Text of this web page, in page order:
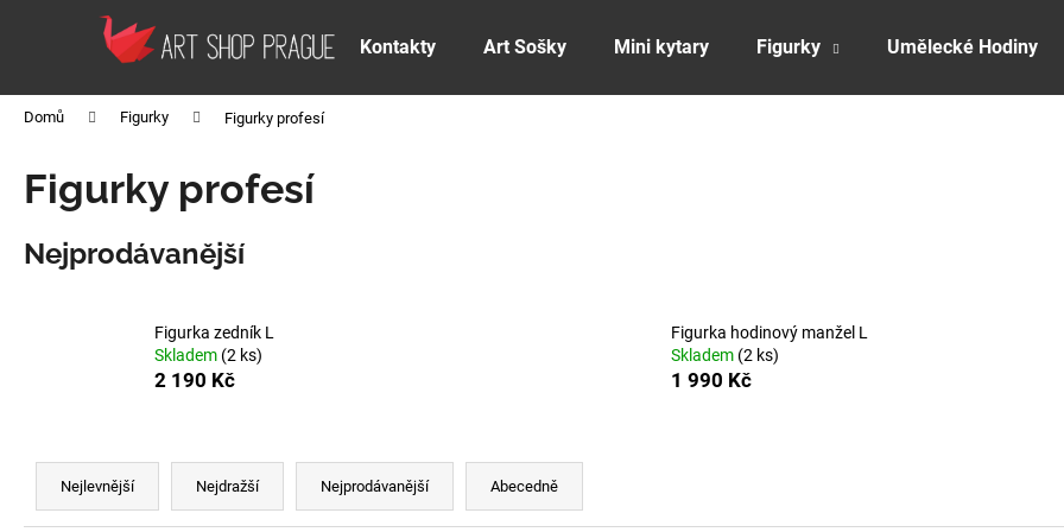
Kontakty Art Sošky Mini kytary Figurky Umělecké Hodiny
Domů Figurky Figurky profesí
Figurky profesí
Nejprodávanější
Figurka zedník L
Skladem (2 ks)
2 190 Kč
Figurka hodinový manžel L
Skladem (2 ks)
1 990 Kč
Ř
z
Nejlevnější Nejdražší Nejprodávanější Abecedně
í
Zpět
do
Zpět
do
Doporučujeme